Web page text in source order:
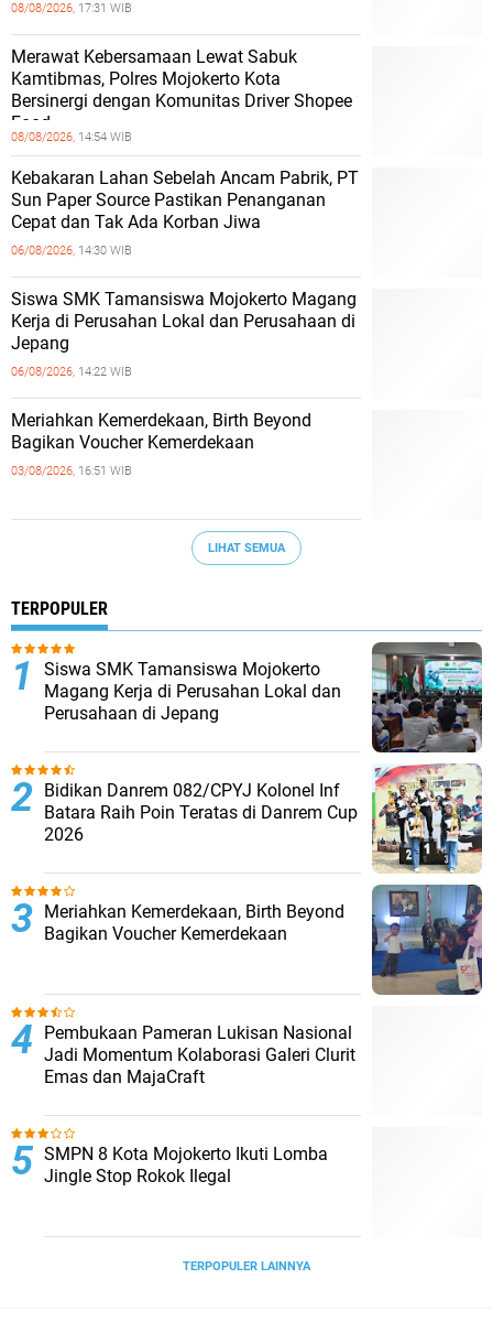
08/08/2026, 17:31 WIB
Merawat Kebersamaan Lewat Sabuk
Kamtibmas, Polres Mojokerto Kota
Bersinergi dengan Komunitas Driver Shopee
Food
08/08/2026, 14:54 WIB
Kebakaran Lahan Sebelah Ancam Pabrik, PT
Sun Paper Source Pastikan Penanganan
Cepat dan Tak Ada Korban Jiwa
06/08/2026, 14:30 WIB
Siswa SMK Tamansiswa Mojokerto Magang
Kerja di Perusahan Lokal dan Perusahaan di
Jepang
06/08/2026, 14:22 WIB
Meriahkan Kemerdekaan, Birth Beyond
Bagikan Voucher Kemerdekaan
03/08/2026, 16:51 WIB
LIHAT SEMUA
TERPOPULER
Siswa SMK Tamansiswa Mojokerto
Magang Kerja di Perusahan Lokal dan
Perusahaan di Jepang
Bidikan Danrem 082/CPYJ Kolonel Inf
Batara Raih Poin Teratas di Danrem Cup
2026
Meriahkan Kemerdekaan, Birth Beyond
Bagikan Voucher Kemerdekaan
Pembukaan Pameran Lukisan Nasional
Jadi Momentum Kolaborasi Galeri Clurit
Emas dan MajaCraft
SMPN 8 Kota Mojokerto Ikuti Lomba
Jingle Stop Rokok Ilegal
TERPOPULER LAINNYA